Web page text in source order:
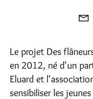
Le projet Des
en 2012, né d'un
Eluard et
sensibiliser les